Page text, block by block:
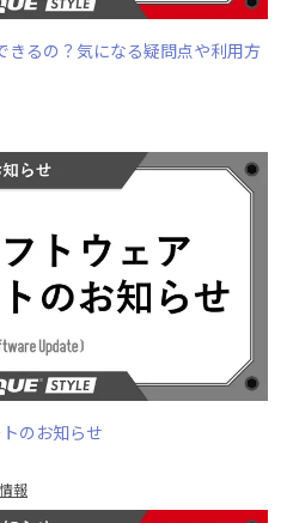
るの？気になる疑問点や利用方
のお知らせ
報